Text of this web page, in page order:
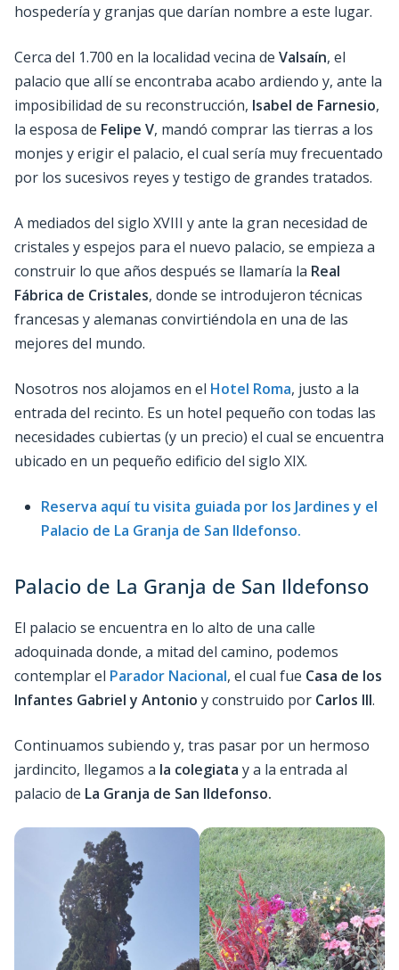
hospedería y granjas que darían nombre a este lugar.
Cerca del 1.700 en la localidad vecina de Valsaín, el
palacio que allí se encontraba acabo ardiendo y, ante la
imposibilidad de su reconstrucción, Isabel de Farnesio,
la esposa de Felipe V, mandó comprar las tierras a los
monjes y erigir el palacio, el cual sería muy frecuentado
por los sucesivos reyes y testigo de grandes tratados.
A mediados del siglo XVIII y ante la gran necesidad de
cristales y espejos para el nuevo palacio, se empieza a
construir lo que años después se llamaría la Real
Fábrica de Cristales, donde se introdujeron técnicas
francesas y alemanas convirtiéndola en una de las
mejores del mundo.
Nosotros nos alojamos en el Hotel Roma, justo a la
entrada del recinto. Es un hotel pequeño con todas las
necesidades cubiertas (y un precio) el cual se encuentra
ubicado en un pequeño edificio del siglo XIX.
Reserva aquí tu visita guiada por los Jardines y el
Palacio de La Granja de San Ildefonso.
Palacio de La Granja de San Ildefonso
El palacio se encuentra en lo alto de una calle
adoquinada donde, a mitad del camino, podemos
contemplar el Parador Nacional, el cual fue Casa de los
Infantes Gabriel y Antonio y construido por Carlos III.
Continuamos subiendo y, tras pasar por un hermoso
jardincito, llegamos a la colegiata y a la entrada al
palacio de La Granja de San Ildefonso.